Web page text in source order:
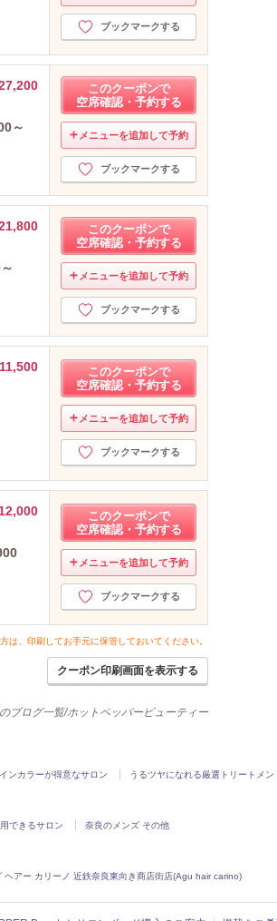
2022年10月分（33）
2022年9月分（52）
2022年7月分（57）
2022年6月分（72）
2022年5月分（51）
2022年4月分 （54）
2022年3月分（78）
2022年2月分 （58）
2022年1月分（61）
2021年12月分（52）
2021年11月分（38）
2021年10月分（52）
2021年9月分（35）
2021年8月分（41）
2021年7月分
2021年6月分（33）
2021年5月分（1）
2021年4月分（2）
2021年3月分（3）
2021年2月分 （3）
2021年1月分（8）
2020年12月分（6）
2020年10月分（6）
2020年9月分（5）
2020年8月分（2）
2020年7月分 （5）
2020年6月分（4）
2020年5月分（1）
2020年1月分（7）
2019年11月分（6）
2019年8月分 （3）
2019年6月分 （5）
2019年3月分（6）
2019年2月分（5）
ブックマークする
～
このクーポンで
空席確認・予約する
メニューを追加して予約
ブックマークする
このクーポンで
空席確認・予約する
メニューを追加して予約
ブックマークする
このクーポンで
空席確認・予約する
メニューを追加して予約
ブックマークする
このクーポンで
空席確認・予約する
メニューを追加して予約
ブックマークする
、印刷してお手元に保管しておいてください。
クーポン印刷画面を表示する
ブログ一覧/ホットペッパービューティー
ンカラーが得意なサロン うるツヤになれる厳選トリートメ
できるサロン 奈良のメンズ その他
ヘアー カリーノ 近鉄奈良東向き商店街店(Agu hair carino)